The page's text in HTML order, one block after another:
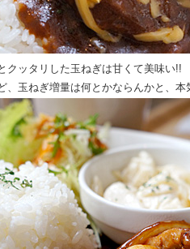
クッタリした玉ねぎは甘くて美味い!!
、玉ねぎ増量は何とかならんかと、本